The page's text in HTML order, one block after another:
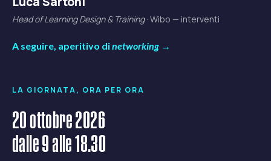
Head of Learning Design & Training· Wibo — interventi
A seguire, aperitivo dinetworking →
LA GIORNATA, ORA PER ORA
20 ottobre 2026
dalle 9 alle 18.30